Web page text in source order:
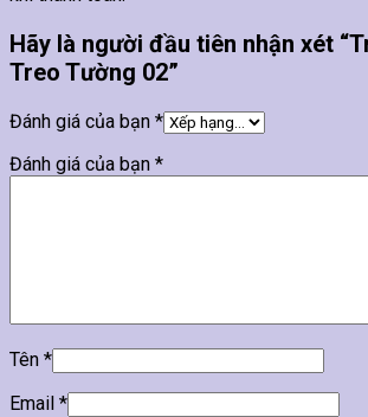
Hãy là người đầu tiên nhận xét
Treo Tường 02”
Đánh giá của bạn *
Đánh giá của bạn *
Tên *
Email *